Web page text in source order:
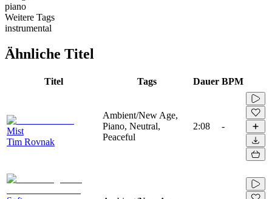
piano
Weitere Tags
instrumental
Ähnliche Titel
Titel Tags Dauer BPM
Mist
Tim Rovnak
Ambient/New Age,
Piano, Neutral,
Peaceful
2:08 -